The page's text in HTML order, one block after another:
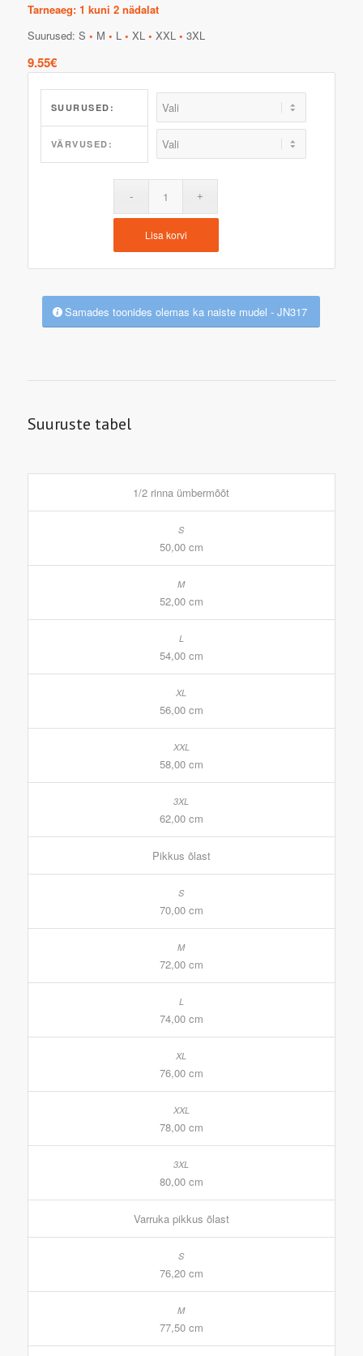
Tarneaeg: 1 kuni 2 nädalat
Suurused: S • M • L • XL • XXL • 3XL
9.55€
SUURUSED:
VÄRVUSED:
Lisa korvi
Samades toonides olemas ka naiste mudel - JN317
Suuruste tabel
1/2 rinna ümbermõõt
50,00 cm
52,00 cm
54,00 cm
56,00 cm
58,00 cm
62,00 cm
Pikkus õlast
70,00 cm
72,00 cm
74,00 cm
76,00 cm
78,00 cm
80,00 cm
Varruka pikkus õlast
76,20 cm
77,50 cm